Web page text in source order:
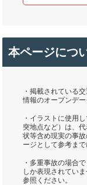
本ページにつ
・掲載されている
情報のオープンデ
・イラストに使用
突地点など）は、
状等含め現実の事
ージとして参考まで
・多重事故の場合
しか表現されてい
参照ください。